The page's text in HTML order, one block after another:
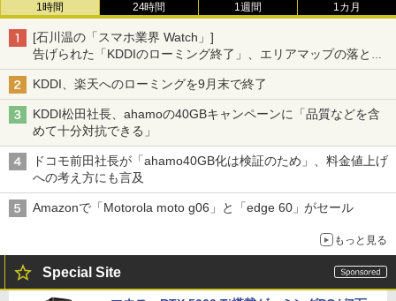
1時間 24時間 1週間 1カ月
[石川温の「スマホ業界 Watch」]
告げられた「KDDIのローミング終了」、エリアマップの落とし
穴と楽天モバイルの課題
KDDI、楽天へのローミングを9月末で終了
KDDI松田社長、ahamoの40GBキャンペーンに「品質などを含
めて十分対抗できる」
ドコモ前田社長が「ahamo40GB化は検証のため」、料金値上げ
への考え方にも言及
Amazonで「Motorola moto g06」と「edge 60」がセール
もっと見る
Special Site